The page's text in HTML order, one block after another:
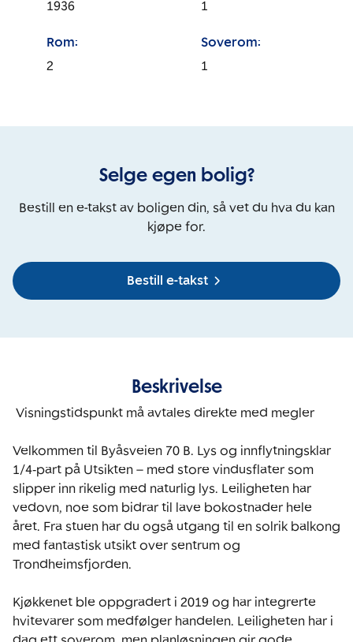
1936
1
Rom:
2
Soverom:
1
Selge egen bolig?
Bestill en e-takst av boligen din, så vet du hva du kan
kjøpe for.
Bestill e-takst
Beskrivelse
Velkommen til Byåsveien 70 B. Lys og innflytningsklar
1/4‑part på Utsikten – med store vindusflater som
slipper inn rikelig med naturlig lys. Leiligheten har
vedovn, noe som bidrar til lave bokostnader hele
året. Fra stuen har du også utgang til en solrik balkong
med fantastisk utsikt over sentrum og
Trondheimsfjorden.
Kjøkkenet ble oppgradert i 2019 og har integrerte
hvitevarer som medfølger handelen. Leiligheten har i